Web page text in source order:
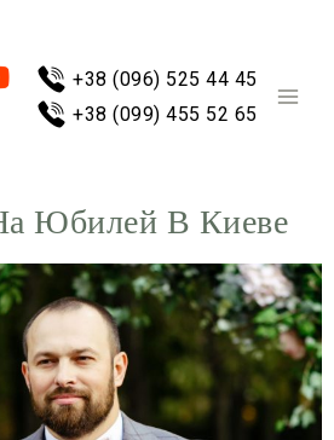
+38 (096) 525 44 45
+38 (099) 455 52 65
Юбилей В Киеве